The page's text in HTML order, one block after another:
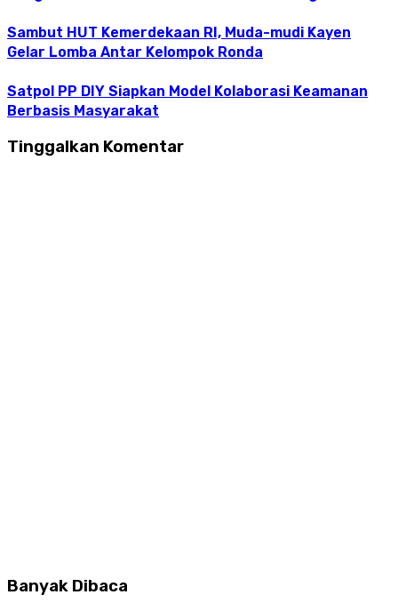
Sambut HUT Kemerdekaan RI, Muda-mudi Kayen
Gelar Lomba Antar Kelompok Ronda
Satpol PP DIY Siapkan Model Kolaborasi Keamanan
Berbasis Masyarakat
Tinggalkan Komentar
Banyak Dibaca